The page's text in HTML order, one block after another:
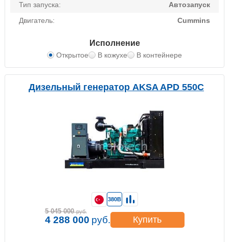
Тип запуска:
Автозапуск
Двигатель:
Cummins
Исполнение
Открытое В кожухе В контейнере
Дизельный генератор AKSA APD 550C
380В
5 045 000 руб.
4 288 000 руб. Купить